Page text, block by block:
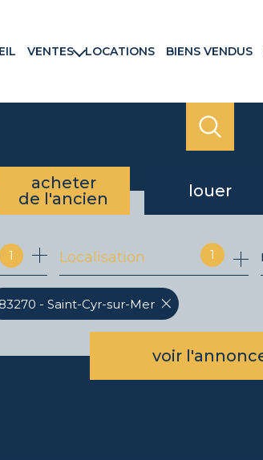
VENTES
Maisons & Villas
Programmes neufs
LOCATIONS BIENS VENDUS
acheter
de l'ancien
de l'ancien
du neuf
louer
à l'année
1 1
Localisation
voir
83270 - Saint-Cyr-sur-Mer